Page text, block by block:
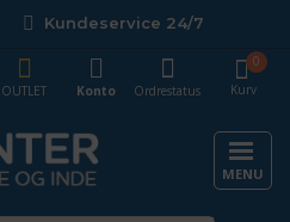
Kundeservice 24/7
Kurv
0
OUTLET
Konto Ordrestatus
MENU